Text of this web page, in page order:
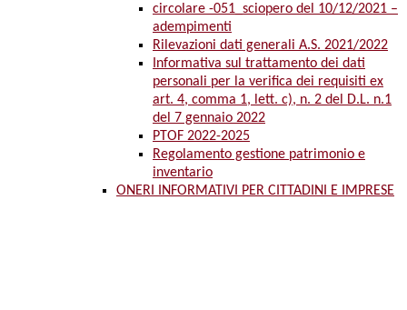
circolare -051_sciopero del 10/12/2021 –
adempimenti
Rilevazioni dati generali A.S. 2021/2022
Informativa sul trattamento dei dati
personali per la verifica dei requisiti ex
art. 4, comma 1, lett. c), n. 2 del D.L. n.1
del 7 gennaio 2022
PTOF 2022-2025
Regolamento gestione patrimonio e
inventario
ONERI INFORMATIVI PER CITTADINI E IMPRESE